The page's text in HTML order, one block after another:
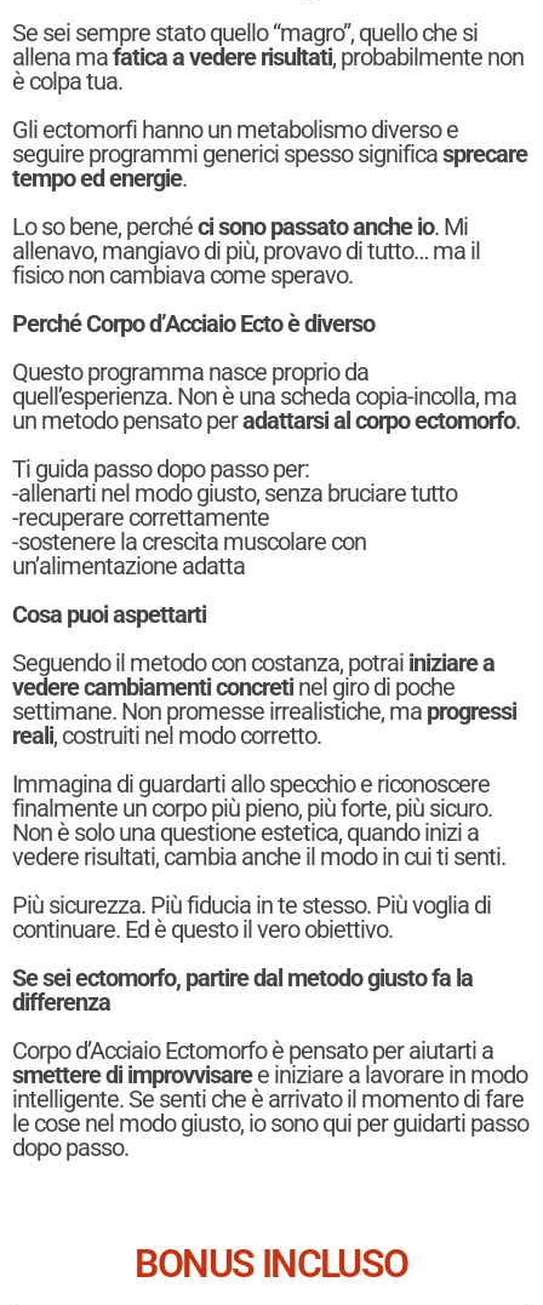
Se sei sempre stato quello “magro”, quello che si
allena mafatica a vedere risultati, probabilmente non
è colpa tua.
Gli ectomorfi hanno un metabolismo diverso e
seguire programmi generici spesso significasprecare
tempo ed energie.
Lo so bene, perchéci sono passato anche io. Mi
allenavo, mangiavo di più, provavo di tutto… ma il
fisico non cambiava come speravo.
Perché Corpo d’Acciaio Ecto è diverso
Questo programma nasce proprio da
quell’esperienza. Non è una scheda copia-incolla, ma
un metodo pensato peradattarsi al corpo ectomorfo.
Ti guida passo dopo passo per:
-allenarti nel modo giusto, senza bruciare tutto
-recuperare correttamente
-sostenere la crescita muscolare con
un’alimentazione adatta
Cosa puoi aspettarti
Seguendo il metodo con costanza, potrai iniziare a
vedere cambiamenti concretinel giro di poche
settimane. Non promesse irrealistiche, ma progressi
reali, costruiti nel modo corretto.
Immagina di guardarti allo specchio e riconoscere
finalmente un corpo più pieno, più forte, più sicuro.
Non è solo una questione estetica, quando inizi a
vedere risultati, cambia anche il modo in cui ti senti.
Più sicurezza. Più fiducia in te stesso. Più voglia di
continuare. Ed è questo il vero obiettivo.
Se sei ectomorfo, partire dal metodo giusto fa la
differenza
Corpo d’Acciaio Ectomorfo è pensato per aiutarti a
smettere di improvvisaree iniziare a lavorare in modo
intelligente. Se senti che è arrivato il momento di fare
le cose nel modo giusto, io sono qui per guidarti passo
dopo passo.
BONUS INCLUSO